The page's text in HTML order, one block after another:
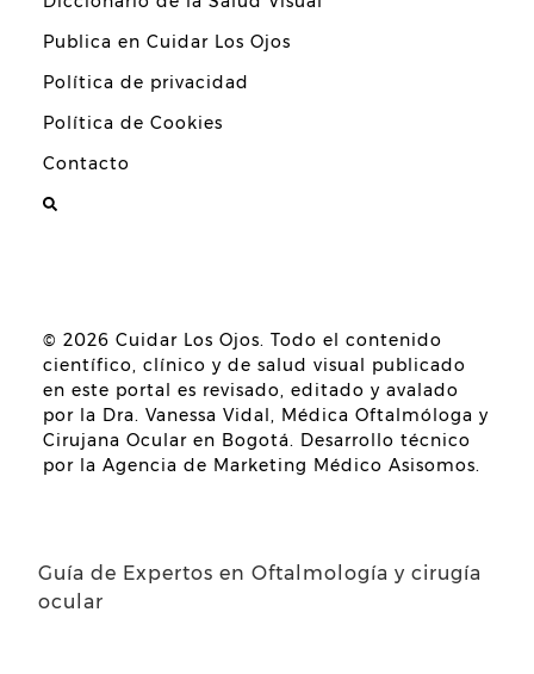
Publica en Cuidar Los Ojos
Política de privacidad
Política de Cookies
Contacto
© 2026 Cuidar Los Ojos. Todo el contenido
científico, clínico y de salud visual publicado
en este portal es revisado, editado y avalado
por la Dra. Vanessa Vidal, Médica Oftalmóloga y
Cirujana Ocular en Bogotá. Desarrollo técnico
por la Agencia de Marketing Médico Asisomos.
Guía de Expertos en Oftalmología y cirugía
ocular